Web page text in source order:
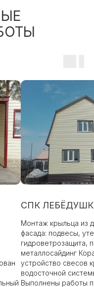
СПК
Монтаж крыльца из
фасада: подвесы,
гидроветрозащита,
металлосайдинг
устройство свесов
водосточной
Выполнены работы